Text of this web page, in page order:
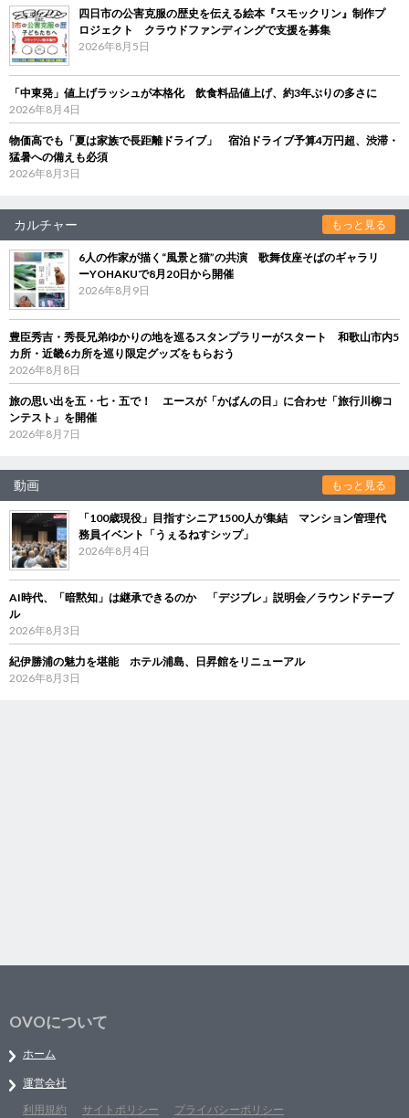
四日市の公害克服の歴史を伝える絵本『スモックリン』制作プ
ロジェクト クラウドファンディングで支援を募集
2026年8月5日
「中東発」値上げラッシュが本格化 飲食料品値上げ、約3年ぶりの多さに
2026年8月4日
物価高でも「夏は家族で長距離ドライブ」 宿泊ドライブ予算4万円超、渋滞・
猛暑への備えも必須
2026年8月3日
カルチャー もっと見る
6人の作家が描く“風景と猫”の共演 歌舞伎座そばのギャラリ
ーYOHAKUで8月20日から開催
2026年8月9日
豊臣秀吉・秀長兄弟ゆかりの地を巡るスタンプラリーがスタート 和歌山市内5
カ所・近畿6カ所を巡り限定グッズをもらおう
2026年8月8日
旅の思い出を五・七・五で！ エースが「かばんの日」に合わせ「旅行川柳コ
ンテスト」を開催
2026年8月7日
動画 もっと見る
「100歳現役」目指すシニア1500人が集結 マンション管理代
務員イベント「うぇるねすシップ」
2026年8月4日
AI時代、「暗黙知」は継承できるのか 「デジブレ」説明会／ラウンドテーブ
ル
2026年8月3日
紀伊勝浦の魅力を堪能 ホテル浦島、日昇館をリニューアル
2026年8月3日
OVOについて
ホーム
運営会社
利用規約
サイトポリシー プライバシーポリシー